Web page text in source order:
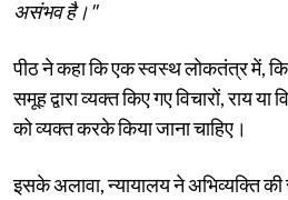
असंभव है।"
पीठ ने कहा कि एक स्वस्थ लोकतंत्र में,
समूह द्वारा व्यक्त किए गए विचारों, राय या
को व्यक्त करके किया जाना चाहिए।
इसके अलावा, न्यायालय ने अभिव्यक्ति